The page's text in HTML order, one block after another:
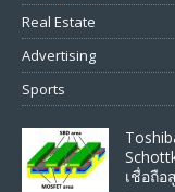
Real Estate
Advertising
Sports
เชื่อถือ